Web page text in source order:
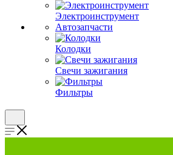
Электроинструмент
Автозапчасти
Колодки
Свечи зажигания
Фильтры